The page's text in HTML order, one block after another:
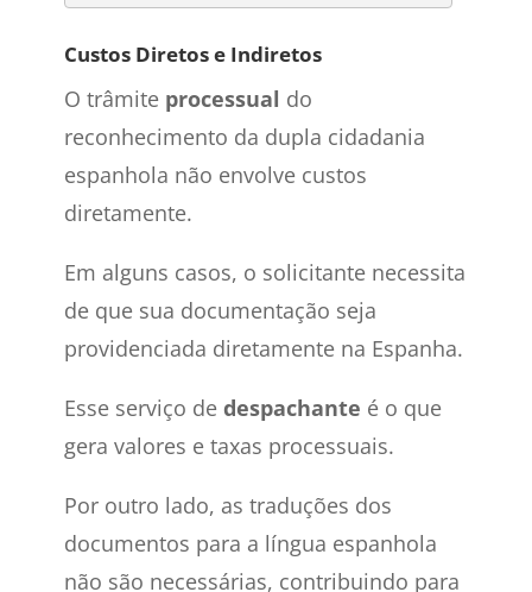
Custos Diretos e Indiretos
O trâmite processual do
reconhecimento da dupla cidadania
espanhola não envolve custos
diretamente.
Em alguns casos, o solicitante necessita
de que sua documentação seja
providenciada diretamente na Espanha.
Esse serviço de despachante é o que
gera valores e taxas processuais.
Por outro lado, as traduções dos
documentos para a língua espanhola
não são necessárias, contribuindo para